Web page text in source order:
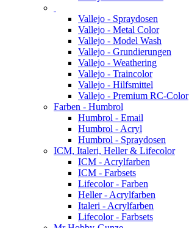
Vallejo - Spraydosen
Vallejo - Metal Color
Vallejo - Model Wash
Vallejo - Grundierungen
Vallejo - Weathering
Vallejo - Traincolor
Vallejo - Hilfsmittel
Vallejo - Premium RC-Color
Farben - Humbrol
Humbrol - Email
Humbrol - Acryl
Humbrol - Spraydosen
ICM, Italeri, Heller & Lifecolor
ICM - Acrylfarben
ICM - Farbsets
Lifecolor - Farben
Heller - Acrylfarben
Italeri - Acrylfarben
Lifecolor - Farbsets